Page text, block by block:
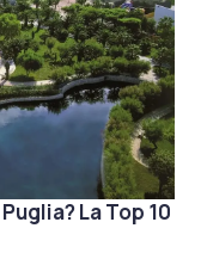
La Top 10